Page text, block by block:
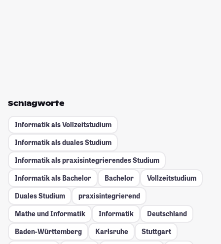
Schlagworte
Informatik als Vollzeitstudium
Informatik als duales Studium
Informatik als praxisintegrierendes Studium
Informatik als Bachelor
Bachelor
Vollzeitstudium
Duales Studium
praxisintegrierend
Mathe und Informatik
Informatik
Deutschland
Baden-Württemberg
Karlsruhe
Stuttgart